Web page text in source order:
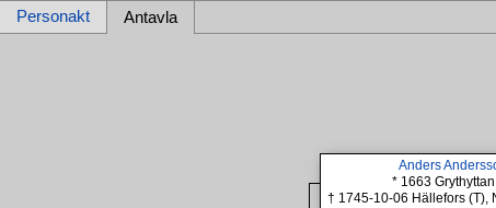
Personakt Antavla
Anders
* 1663
† 1745-10-06 Hällefors (T),